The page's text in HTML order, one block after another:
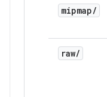
mipmap/
raw/